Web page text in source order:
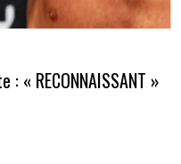
« RECONNAISSANT »